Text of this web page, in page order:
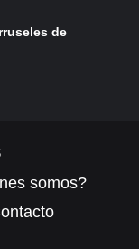
de
somos?